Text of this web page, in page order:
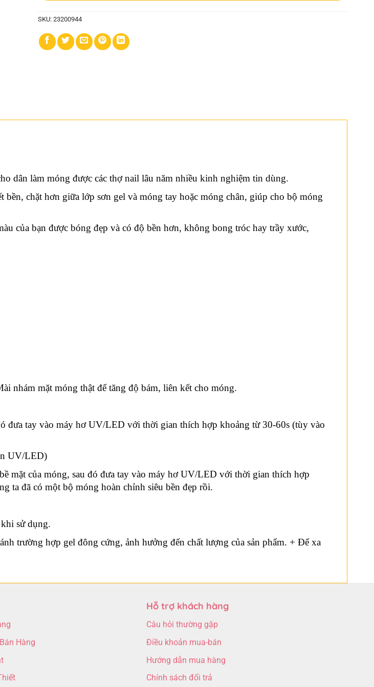
SKU: 23200944
dân làm móng được các thợ nail lâu năm nhiều kinh nghiệm tin dùng.
bền, chặt hơn giữa lớp sơn gel và móng tay hoặc móng chân, giúp cho bộ móng
của bạn được bóng đẹp và có độ bền hơn, không bong tróc hay trầy xước,
nhám mặt móng thật để tăng độ bám, liên kết cho móng.
đưa tay vào máy hơ UV/LED với thời gian thích hợp khoảng từ 30-60s (tùy vào
UV/LED)
mặt của móng, sau đó đưa tay vào máy hơ UV/LED với thời gian thích hợp
ta đã có một bộ móng hoàn chỉnh siêu bền đẹp rồi.
sử dụng.
trường hợp gel đông cứng, ảnh hưởng đến chất lượng của sản phẩm. + Để xa
Hàng
Hỗ trợ khách hàng
Câu hỏi thường gặp
Điều khoản mua-bán
Hướng dẫn mua hàng
Chính sách đổi trả